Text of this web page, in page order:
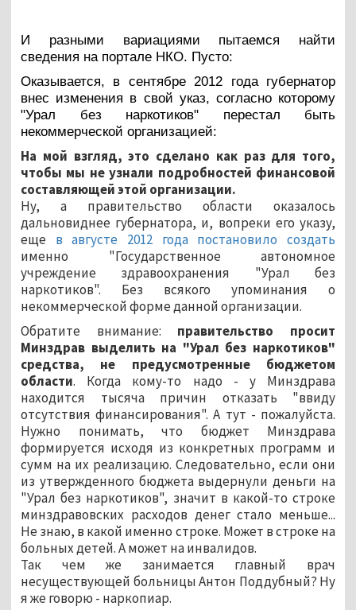
И разными вариациями пытаемся найти
сведения на портале НКО. Пусто:
Оказывается, в сентябре 2012 года губернатор
внес изменения в свой указ, согласно которому
"Урал без наркотиков" перестал быть
некоммерческой организацией:
На мой взгляд, это сделано как раз для того,
чтобы мы не узнали подробностей финансовой
составляющей этой организации.
Ну, а правительство области оказалось
дальновиднее губернатора, и, вопреки его указу,
еще в августе 2012 года постановило создать
именно "Государственное автономное
учреждение здравоохранения "Урал без
наркотиков". Без всякого упоминания о
некоммерческой форме данной организации.
Обратите внимание: правительство просит
Минздрав выделить на "Урал без наркотиков"
средства, не предусмотренные бюджетом
области. Когда кому-то надо - у Минздрава
находится тысяча причин отказать "ввиду
отсутствия финансирования". А тут - пожалуйста.
Нужно понимать, что бюджет Минздрава
формируется исходя из конкретных программ и
сумм на их реализацию. Следовательно, если они
из утвержденного бюджета выдернули деньги на
"Урал без наркотиков", значит в какой-то строке
минздравовских расходов денег стало меньше...
Не знаю, в какой именно строке. Может в строке на
больных детей. А может на инвалидов.
Так чем же занимается главный врач
несуществующей больницы Антон Поддубный? Ну
я же говорю - наркопиар.